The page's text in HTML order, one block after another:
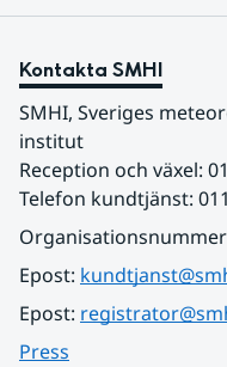
Kontakta SMHI
SMHI, Sveriges
institut
Reception och växel:
Telefon kundtjänst:
Epost:
Epost:
Press